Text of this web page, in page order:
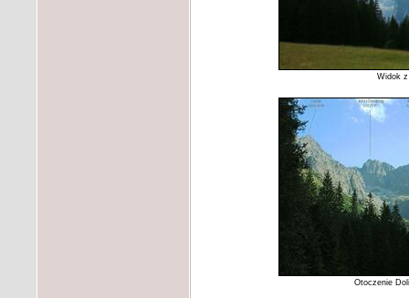
Widok z
Otoczenie